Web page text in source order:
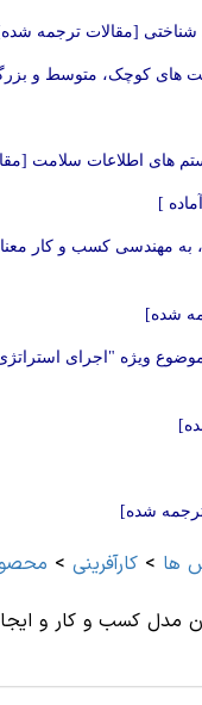
[مقالات ترجمه
کوچک، متوسط و
های اطلاعات سلامت
]
به مهندسی کسب و کار
شده]
شده]
ها > کارآفرینی >